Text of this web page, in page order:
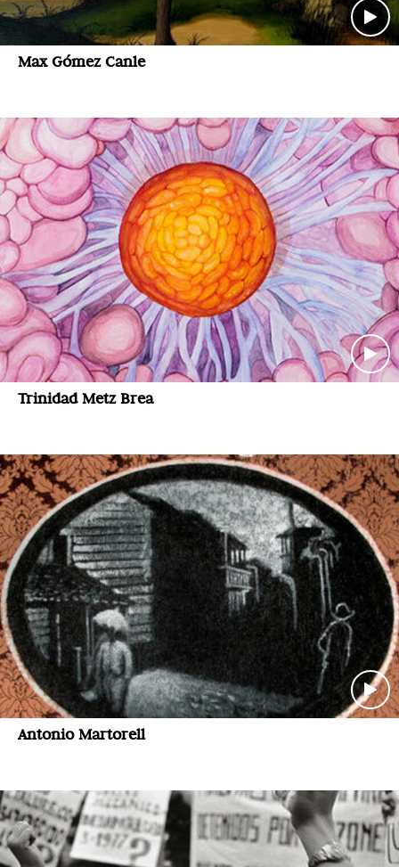
Max Gómez Canle
Trinidad Metz Brea
Antonio Martorell